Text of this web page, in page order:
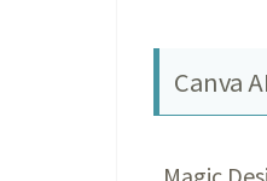
Canva
Magic